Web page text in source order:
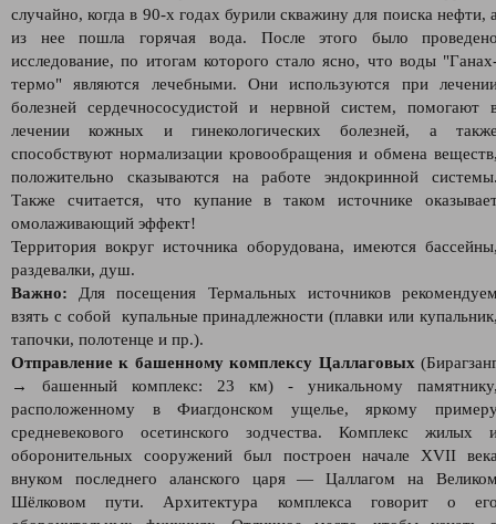
случайно, когда в 90-х годах бурили скважину для поиска нефти,
из нее пошла горячая вода. После этого было
исследование, по итогам которого стало ясно, что воды
термо" являются лечебными. Они используются при
болезней сердечнососудистой и нервной систем, помогают
лечении кожных и гинекологических болезней, а
способствуют нормализации кровообращения и обмена
положительно сказываются на работе эндокринной
Также считается, что купание в таком источнике
омолаживающий эффект!
Территория вокруг источника оборудована, имеются
раздевалки, душ.
Важно: Для посещения Термальных источников
взять с собой купальные принадлежности (плавки или
тапочки, полотенце и пр.).
Отправление к башенному комплексу Цаллаговых
→ башенный комплекс: 23 км) - уникальному
расположенному в Фиагдонском ущелье, яркому
средневекового осетинского зодчества. Комплекс жилых
оборонительных сооружений был построен начале XVII
внуком последнего аланского царя — Цаллагом на
Шёлковом пути. Архитектура комплекса говорит о